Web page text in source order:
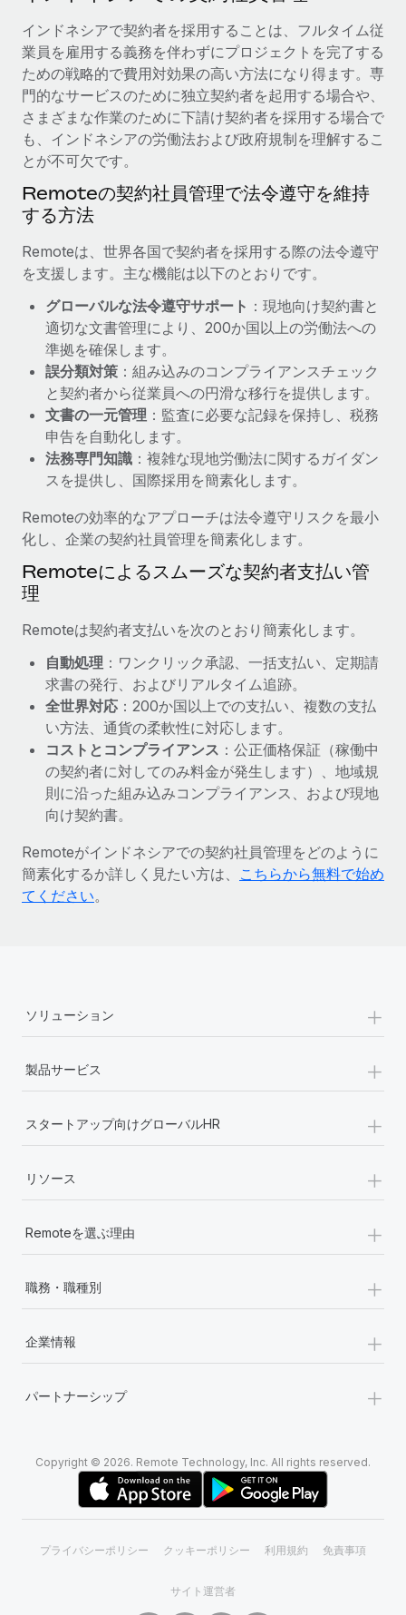
専門家に相談
グローバル人事・コンプライアンスの専門サポート
バックグラウンドチェック
候補者の選考プロセスをシンプルに
コンプライアンスリスクを先回りして対応
ITデバイスを世界規模で提供・管理
法人設立
法令順守した法人をスピーディに設立
移住・転勤
従業員の異動をスムーズに
福利厚生
従業員の福利厚生を簡単に管理
Remote Build 近日リリース予定
統合とAI自動化に関するコンサルティング
活用事例
Reverse Tech、契約社員管理と給与処理でRemote
と戦略的提携
Reverse Techの概要 健康とウェルネスのスタートアップである
Reverse...
詳細を見る
AIのパイオニアであるWeaviateは、Remoteを使
い、どのようにしてワークフォースを120%に増やした
のか
Weaviateの概要...
詳細を見る
給与・人材情報
情報センター
サポートを依頼する
すべてのリソースを表示する
ブログ
グローバル給与処理
EORおよびPEO
契約社員管理
税務
ブログを読む
ブログ
Remoteの製品アップデート：GustoとXeroの統合お
プラス）
Remoteの使命は、世界のどこにいても、あらゆる規模の企業が
業務に最適な人材を採用し、管理し、給与を支給できるようにす
ることです。この数週間で、新しい統合、機能、改良点をリリー
給与詐欺：種類、事例、ビジネスを守る方法
給与, 賃金は詐欺の特に魅力的な標的です。多額の資金がシステ
ム間で頻繁に移動しているためです。このため、自社のビジネス
を保護することは極めて重要です。...
詳細を見る
インドネシアで契約者を採用することは、フルタイム従
業員を雇用する義務を伴わずにプロジェクトを完了する
ための戦略的で費用対効果の高い方法になり得ます。専
門的なサービスのために独立契約者を起用する場合や、
さまざまな作業のために下請け契約者を採用する場合で
も、インドネシアの労働法および政府規制を理解するこ
とが不可欠です。
Remoteの契約社員管理で法令遵守を維持
する方法
Remoteは、世界各国で契約者を採用する際の法令遵守
を支援します。主な機能は以下のとおりです。
グローバルな法令遵守サポート ：現地向け契約書と
適切な文書管理により、200か国以上の労働法への
準拠を確保します。
誤分類対策 ：組み込みのコンプライアンスチェック
と契約者から従業員への円滑な移行を提供します。
文書の一元管理 ：監査に必要な記録を保持し、税務
申告を自動化します。
法務専門知識 ：複雑な現地労働法に関するガイダン
スを提供し、国際採用を簡素化します。
Remoteの効率的なアプローチは法令遵守リスクを最小
化し、企業の契約社員管理を簡素化します。
Remoteによるスムーズな契約者支払い管
理
Remoteは契約者支払いを次のとおり簡素化します。
自動処理 ：ワンクリック承認、一括支払い、定期請
求書の発行、およびリアルタイム追跡。
全世界対応 ：200か国以上での支払い、複数の支払
い方法、通貨の柔軟性に対応します。
コストとコンプライアンス ：公正価格保証（稼働中
の契約者に対してのみ料金が発生します）、地域規
則に沿った組み込みコンプライアンス、および現地
向け契約書。
Remoteがインドネシアでの契約社員管理をどのように
簡素化するか詳しく見たい方は、 こちらから無料で始め
てください。
ソリューション +
製品サービス +
スタートアップ向けグローバルHR +
リソース +
Remoteを選ぶ理由 +
職務・職種別 +
企業情報 +
パートナーシップ +
Copyright © 2026. Remote Technology, Inc. All rights reserved.
プライバシーポリシー クッキーポリシー 利用規約 免責事項
サイト運営者